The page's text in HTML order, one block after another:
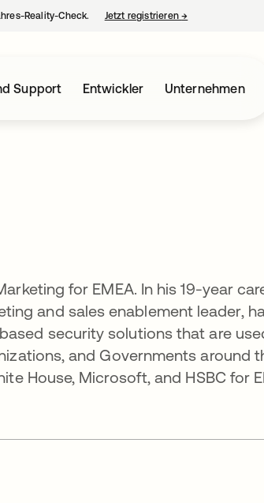
Reality-Check. Jetzt registrieren→
Support Entwickler Unternehmen
for EMEA. In his 19-year
and sales enablement leader,
security solutions that are
and Governments around
House, Microsoft, and HSBC for